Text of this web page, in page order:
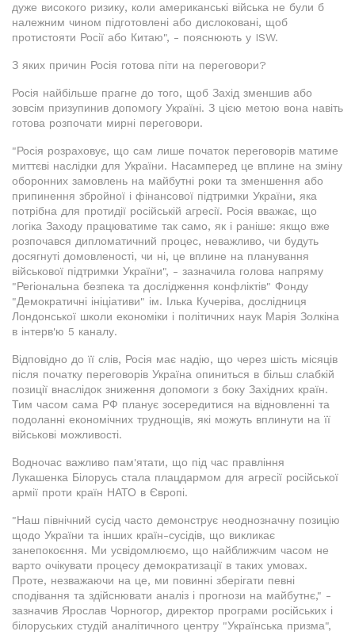
дуже високого ризику, коли американські війська не були б
належним чином підготовлені або дислоковані, щоб
протистояти Росії або Китаю", - пояснюють у ISW.
З яких причин Росія готова піти на переговори?
Росія найбільше прагне до того, щоб Захід зменшив або
зовсім призупинив допомогу Україні. З цією метою вона навіть
готова розпочати мирні переговори.
"Росія розраховує, що сам лише початок переговорів матиме
миттєві наслідки для України. Насамперед це вплине на зміну
оборонних замовлень на майбутні роки та зменшення або
припинення збройної і фінансової підтримки України, яка
потрібна для протидії російській агресії. Росія вважає, що
логіка Заходу працюватиме так само, як і раніше: якщо вже
розпочався дипломатичний процес, неважливо, чи будуть
досягнуті домовленості, чи ні, це вплине на планування
військової підтримки України", - зазначила голова напряму
"Регіональна безпека та дослідження конфліктів" Фонду
"Демократичні ініціативи" ім. Ілька Кучеріва, дослідниця
Лондонської школи економіки і політичних наук Марія Золкіна
в інтерв'ю 5 каналу.
Відповідно до її слів, Росія має надію, що через шість місяців
після початку переговорів Україна опиниться в більш слабкій
позиції внаслідок зниження допомоги з боку Західних країн.
Тим часом сама РФ планує зосередитися на відновленні та
подоланні економічних труднощів, які можуть вплинути на її
військові можливості.
Водночас важливо пам'ятати, що під час правління
Лукашенка Білорусь стала плацдармом для агресії російської
армії проти країн НАТО в Європі.
"Наш північний сусід часто демонструє неоднозначну позицію
щодо України та інших країн-сусідів, що викликає
занепокоєння. Ми усвідомлюємо, що найближчим часом не
варто очікувати процесу демократизації в таких умовах.
Проте, незважаючи на це, ми повинні зберігати певні
сподівання та здійснювати аналіз і прогнози на майбутнє," -
зазначив Ярослав Чорногор, директор програми російських і
білоруських студій аналітичного центру "Українська призма",